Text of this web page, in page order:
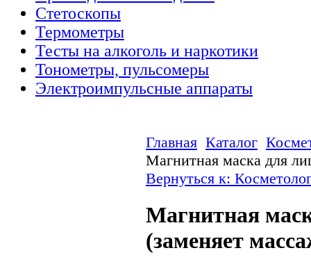
Стетоскопы
Термометры
Тесты на алкоголь и наркотики
Тонометры, пульсомеры
Электроимпульсные аппараты
Главная Каталог
Магнитная маска для
Вернуться к:
Магнитная
(заменяет